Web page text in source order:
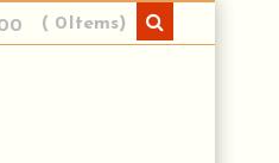
( 0Items)